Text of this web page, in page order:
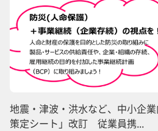
地震・津波・洪水など、中小企
策定シート」改訂 従業員携...